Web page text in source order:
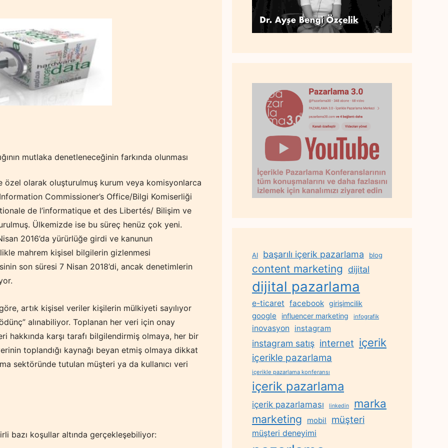
mutlaka denetleneceğinin farkında olunması
olarak oluşturulmuş kurum veya komisyonlarca
Commissioner’s Office/Bilgi Komiserliği
de l’informatique et des Libertés/ Bilişim ve
Ülkemizde ise bu süreç henüz çok yeni.
2016’da yürürlüğe girdi ve kanunun
mahrem kişisel bilgilerin gizlenmesi
son süresi 7 Nisan 2018’di, ancak denetimlerin
artık kişisel veriler kişilerin mülkiyeti sayılıyor
alınabiliyor. Toplanan her veri için onay
hakkında karşı tarafı bilgilendirmiş olmaya, her bir
toplandığı kaynağı beyan etmiş olmaya dikkat
sektöründe tutulan müşteri ya da kullanıcı veri
bazı koşullar altında gerçekleşebiliyor:
AI başarılı içerik pazarlama blog
content marketing dijital
dijital pazarlama
e-ticaret facebook girişimcilik
google influencer marketing infografik
inovasyon instagram
instagram satış internet içerik
içerikle pazarlama
içerikle pazarlama konferansı
içerik pazarlama
içerik pazarlaması linkedin marka
marketing mobil müşteri
müşteri deneyimi